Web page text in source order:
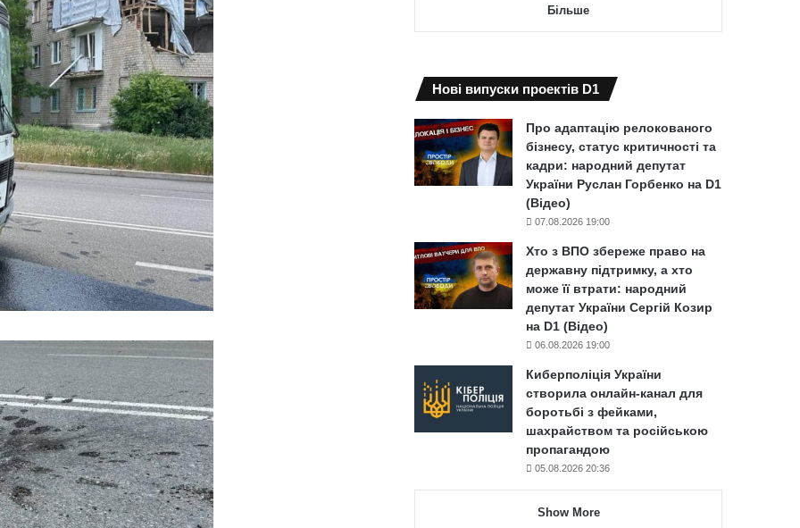
Більше
Нові випуски проектів D1
Про адаптацію релокованого
бізнесу, статус критичності та
кадри: народний депутат
України Руслан Горбенко на D1
(Відео)
07.08.2026 19:00
Хто з ВПО збереже право на
державну підтримку, а хто
може її втрати: народний
депутат України Сергій Козир
на D1 (Відео)
06.08.2026 19:00
Киберполіція України
створила онлайн-канал для
боротьбі з фейками,
шахрайством та російською
пропагандою
05.08.2026 20:36
Show More